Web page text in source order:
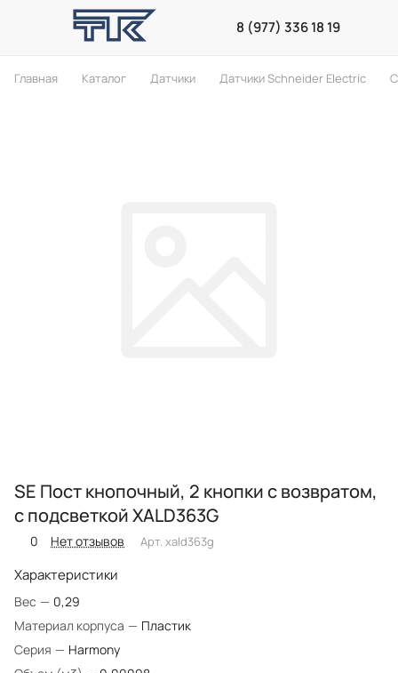
8 (977) 336 18 19
Главная Каталог Датчики Датчики Schneider Electric
SE Пост кнопочный, 2 кнопки с возвратом,
с подсветкой XALD363G
0 Нет отзывов Арт. xald363g
Характеристики
Вес — 0,29
Материал корпуса — Пластик
Серия — Harmony